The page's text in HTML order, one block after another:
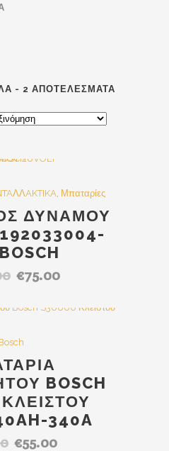
- 2 ΑΠΟΤΕΛΈΣΜΑΤΑ
SALE
Out Of Stock
, Μπαταρίες
ΔΥΝΑΜΟΥ
Original
was:
€75.00Η
τιμή
BOSCH
340A
Original
€55.00Η